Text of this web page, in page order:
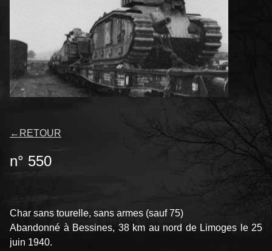
← RETOUR
n° 550
Char sans tourelle, sans armes (sauf 75)
Abandonné à Bessines, 38 km au nord de Limoges le 25
juin 1940.